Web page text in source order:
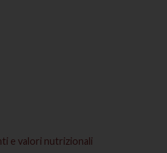
e valori nutrizionali